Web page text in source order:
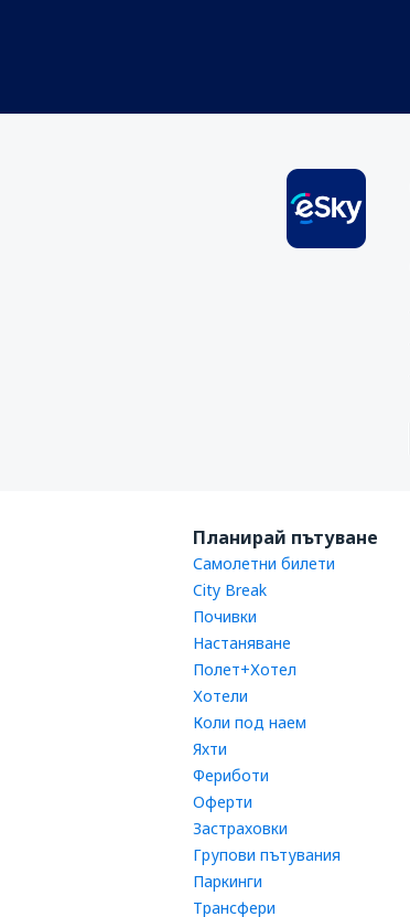
Планирай пътуване
Самолетни билети
City Break
Почивки
Настаняване
Полет+Хотел
Хотели
Коли под наем
Яхти
Фериботи
Оферти
Застраховки
Групови пътувания
Паркинги
Трансфери